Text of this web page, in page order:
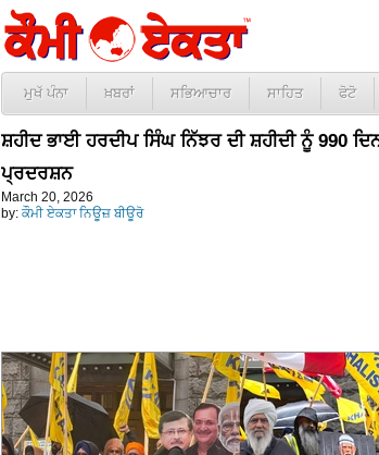
ਮੁਖੱ ਪੰਨਾ ਖ਼ਬਰਾਂ ਸਭਿਆਚਾਰ ਸਾਹਿਤ ਫੋਟੋ
ਸ਼ਹੀਦ ਭਾਈ ਹਰਦੀਪ ਸਿੰਘ ਨਿੱਝਰ ਦੀ ਸ਼ਹੀਦੀ ਨੂੰ 990
ਪ੍ਰਦਰਸ਼ਨ
March 20, 2026
by: ਕੌਮੀ ਏਕਤਾ ਨਿਊਜ਼ ਬੀਊਰੋ